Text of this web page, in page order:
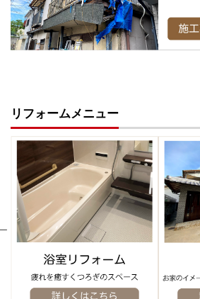
リフォームメニュー